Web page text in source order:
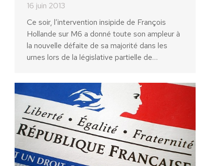
16 juin 2013
Ce soir, l’intervention insipide de François
Hollande sur M6 a donné toute son ampleur à
la nouvelle défaite de sa majorité dans les
urnes lors de la législative partielle de…